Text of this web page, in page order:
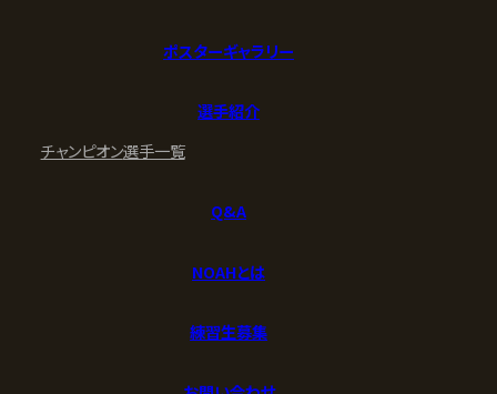
ポスターギャラリー
選手紹介
チャンピオン選手一覧
Q&A
NOAHとは
練習生募集